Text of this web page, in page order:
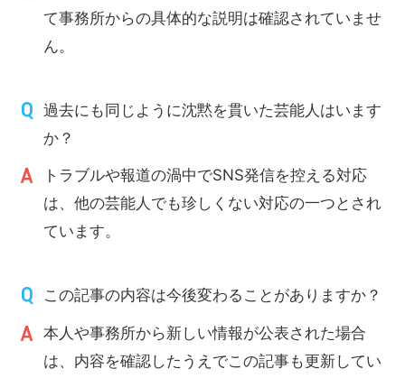
て事務所からの具体的な説明は確認されていませ
ん。
過去にも同じように沈黙を貫いた芸能人はいます
か？
トラブルや報道の渦中でSNS発信を控える対応
は、他の芸能人でも珍しくない対応の一つとされ
ています。
この記事の内容は今後変わることがありますか？
本人や事務所から新しい情報が公表された場合
は、内容を確認したうえでこの記事も更新してい